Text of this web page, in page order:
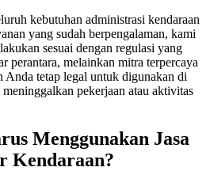
kebutuhan administrasi kendaraan
yang sudah berpengalaman, kami
sesuai dengan regulasi yang
perantara, melainkan mitra terpercaya
Anda tetap legal untuk digunakan di
pekerjaan atau aktivitas
Menggunakan Jasa
Kendaraan?